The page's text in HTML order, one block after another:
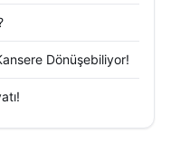
etti.
ve daha
kararlılıkla
Görgen,
odaklı
Dönüşebiliyor!